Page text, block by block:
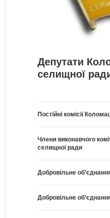
Депутати
селищної
Постійні комісії
Члени виконавчого
селищної ради
Добровільне
Добровільне